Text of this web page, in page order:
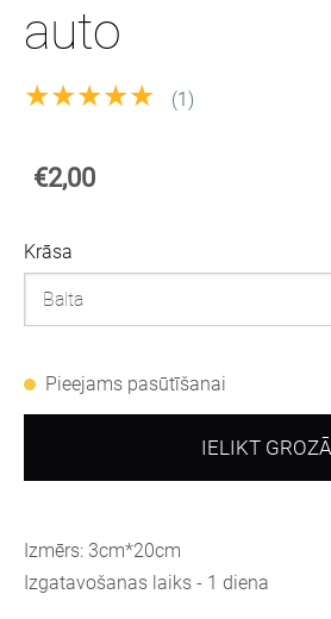
auto
★★★★★ (1)
€2,00
Krāsa
Pieejams pasūtīšanai
IELIKT GROZĀ
Izmērs: 3cm*20cm
Izgatavošanas laiks - 1 diena